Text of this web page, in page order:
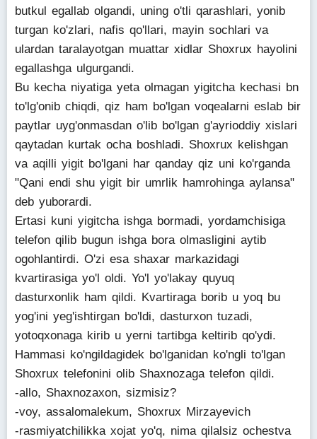
butkul egallab olgandi, uning o'tli qarashlari, yonib
turgan ko'zlari, nafis qo'llari, mayin sochlari va
ulardan taralayotgan muattar xidlar Shoxrux hayolini
egallashga ulgurgandi.
Bu kecha niyatiga yeta olmagan yigitcha kechasi bn
to'lg'onib chiqdi, qiz ham bo'lgan voqealarni eslab bir
paytlar uyg'onmasdan o'lib bo'lgan g'ayrioddiy xislari
qaytadan kurtak ocha boshladi. Shoxrux kelishgan
va aqilli yigit bo'lgani har qanday qiz uni ko'rganda
"Qani endi shu yigit bir umrlik hamrohinga aylansa"
deb yuborardi.
Ertasi kuni yigitcha ishga bormadi, yordamchisiga
telefon qilib bugun ishga bora olmasligini aytib
ogohlantirdi. O'zi esa shaxar markazidagi
kvartirasiga yo'l oldi. Yo'l yo'lakay quyuq
dasturxonlik ham qildi. Kvartiraga borib u yoq bu
yog'ini yeg'ishtirgan bo'ldi, dasturxon tuzadi,
yotoqxonaga kirib u yerni tartibga keltirib qo'ydi.
Hammasi ko'ngildagidek bo'lganidan ko'ngli to'lgan
Shoxrux telefonini olib Shaxnozaga telefon qildi.
-allo, Shaxnozaxon, sizmisiz?
-voy, assalomalekum, Shoxrux Mirzayevich
-rasmiyatchilikka xojat yo'q, nima qilalsiz ochestva